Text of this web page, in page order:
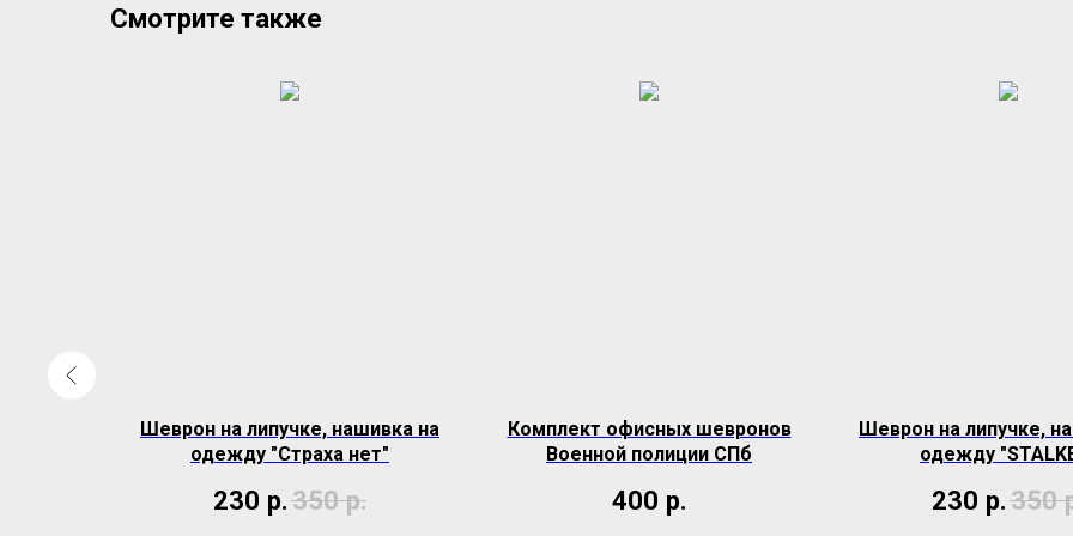
Смотрите также
Шеврон на липучке, нашивка на
одежду "Страха нет"
230 р.350 р.
Комплект офисных шевронов
Военной полиции СПб
400 р.
Шеврон на липучке,
одежду
230 р.350